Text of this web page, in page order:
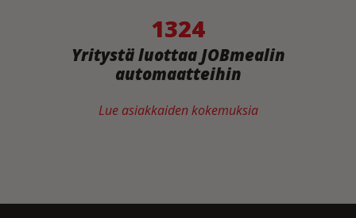
1324
Yritystä luottaa JOBmealin
automaatteihin
Lue asiakkaiden kokemuksia